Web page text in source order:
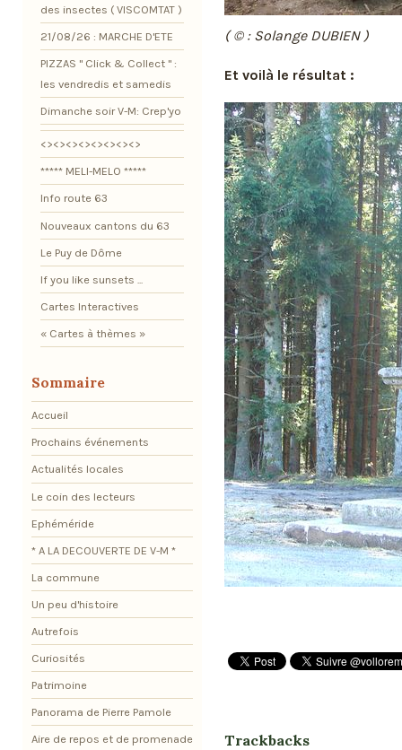
( © : Solange DUBIEN )
Et voilà le résultat :
Trackbacks
des insectes ( VISCOMTAT )
21/08/26 : MARCHE D'ETE
PIZZAS " Click & Collect " :
les vendredis et samedis
Dimanche soir V-M: Crep'yo
<><><><><><><><>
***** MELI-MELO *****
Info route 63
Nouveaux cantons du 63
Le Puy de Dôme
If you like sunsets ...
Cartes Interactives
« Cartes à thèmes »
Sommaire
Accueil
Prochains événements
Actualités locales
Le coin des lecteurs
Ephéméride
* A LA DECOUVERTE DE V-M *
La commune
Un peu d'histoire
Autrefois
Curiosités
Patrimoine
Panorama de Pierre Pamole
Aire de repos et de promenade